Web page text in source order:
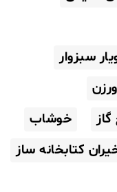
سبزوار
خوشاب
کتابخانه ساز